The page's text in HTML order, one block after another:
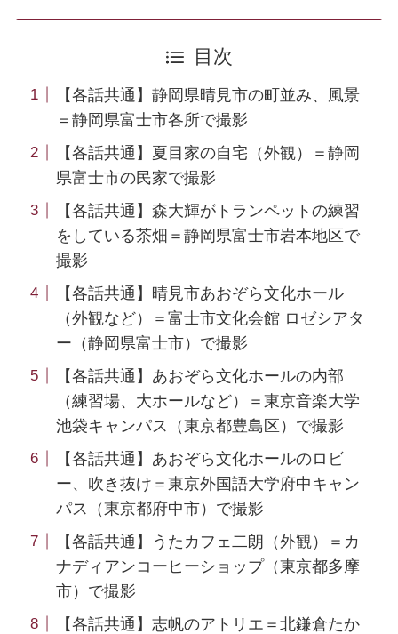
目次
【各話共通】静岡県晴見市の町並み、風景
＝静岡県富士市各所で撮影
【各話共通】夏目家の自宅（外観）＝静岡
県富士市の民家で撮影
【各話共通】森大輝がトランペットの練習
をしている茶畑＝静岡県富士市岩本地区で
撮影
【各話共通】晴見市あおぞら文化ホール
（外観など）＝富士市文化会館 ロゼシアタ
ー（静岡県富士市）で撮影
【各話共通】あおぞら文化ホールの内部
（練習場、大ホールなど）＝東京音楽大学
池袋キャンパス（東京都豊島区）で撮影
【各話共通】あおぞら文化ホールのロビ
ー、吹き抜け＝東京外国語大学府中キャン
パス（東京都府中市）で撮影
【各話共通】うたカフェ二朗（外観）＝カ
ナディアンコーヒーショップ（東京都多摩
市）で撮影
【各話共通】志帆のアトリエ＝北鎌倉たか